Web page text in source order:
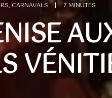
, CARNAVALS | 7 MINUTES